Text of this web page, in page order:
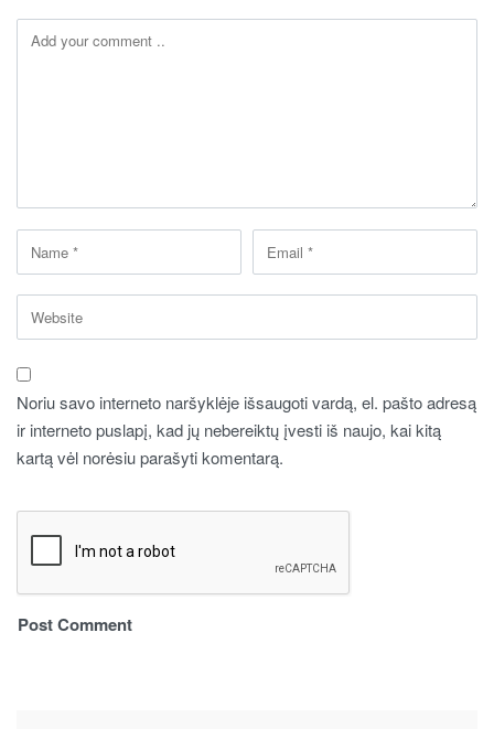
Noriu savo interneto naršyklėje išsaugoti vardą, el. pašto adresą
ir interneto puslapį, kad jų nebereiktų įvesti iš naujo, kai kitą
kartą vėl norėsiu parašyti komentarą.